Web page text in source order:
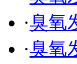
·臭氧
·臭氧